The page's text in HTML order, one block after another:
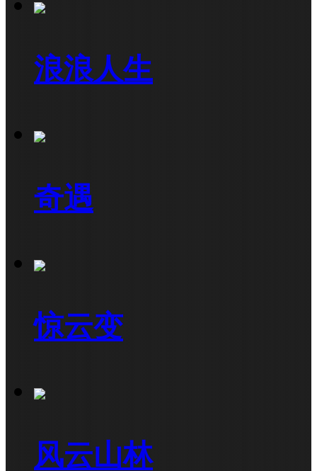
浪浪人生
奇遇
惊云变
风云山林